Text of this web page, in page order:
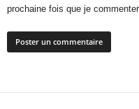
prochaine fois que je